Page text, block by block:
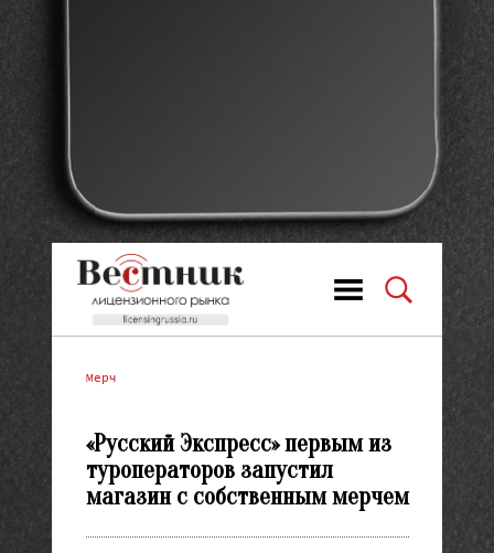
Мерч
«Русский Экспресс» первым из
туроператоров запустил
магазин с собственным мерчем